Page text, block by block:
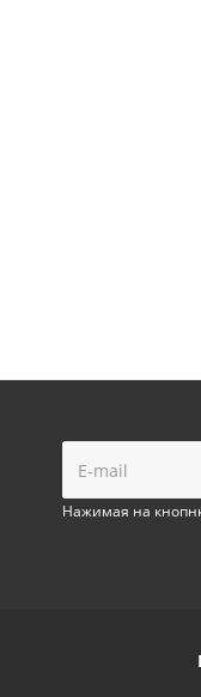
Нажимая на